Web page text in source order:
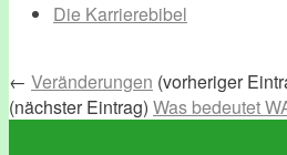
Die Karrierebibel
← Veränderungen (vorheriger
(nächster Eintrag) Was bedeutet